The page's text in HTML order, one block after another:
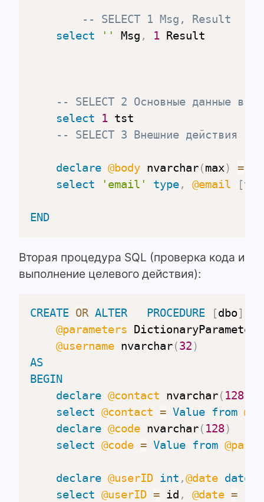
-- SELECT 1 Msg, Result
select
'' Msg , 1 Result
-- SELECT 2 Основные данные в
select
1 tst
-- SELECT 3 Внешние действия
declare @body nvarchar(max) =
select
'email' type, @email [to
END
Вторая процедура SQL (проверка кода и
выполнение целевого действия):
CREATE OR ALTER PROCEDURE [dbo]
@parameters DictionaryParameter
@username nvarchar(32)
AS
BEGIN
declare @contact nvarchar( 128
select @contact = Value from
declare @code nvarchar( 128)
select @code = Value from
declare @userID int ,@date
select @userID = id , @date =